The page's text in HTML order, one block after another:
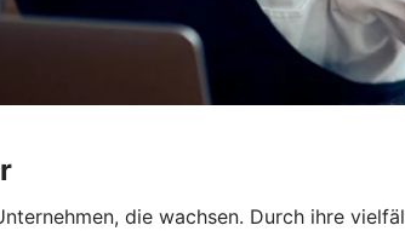
die wachsen. Durch ihre